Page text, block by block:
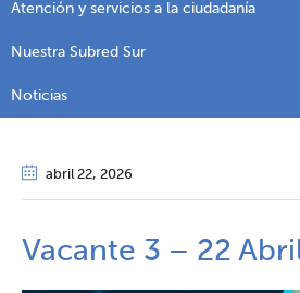
Atención y servicios a la ciudadanía
Nuestra Subred Sur
Noticias
abril 22, 2026
Vacante 3 – 22